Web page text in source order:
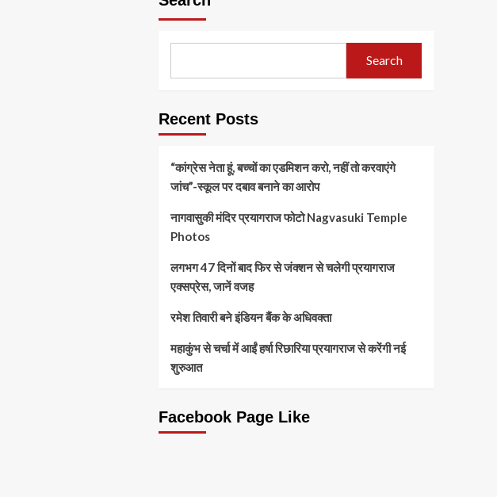
Search
Recent Posts
“कांग्रेस नेता हूं, बच्चों का एडमिशन करो, नहीं तो करवाएंगे
जांच”-स्कूल पर दबाव बनाने का आरोप
नागवासुकी मंदिर प्रयागराज फोटो Nagvasuki Temple
Photos
लगभग 47 दिनों बाद फिर से जंक्शन से चलेगी प्रयागराज
एक्सप्रेस, जानें वजह
रमेश तिवारी बने इंडियन बैंक के अधिवक्ता
महाकुंभ से चर्चा में आईं हर्षा रिछारिया प्रयागराज से करेंगी नई
शुरुआत
Facebook Page Like